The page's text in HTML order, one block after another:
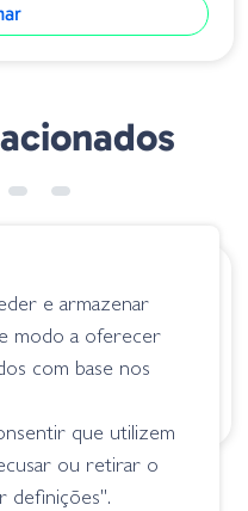
Fat Albert Twin Tail
034-019
Watermelon Seed
e armazenar
modo a oferecer
com base nos
que utilizem
ou retirar o
definições".